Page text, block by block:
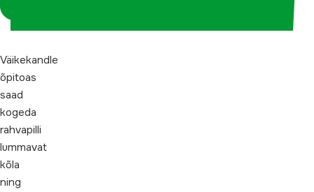
Väikekandle
õpitoas
saad
kogeda
rahvapilli
lummavat
kõla
ning